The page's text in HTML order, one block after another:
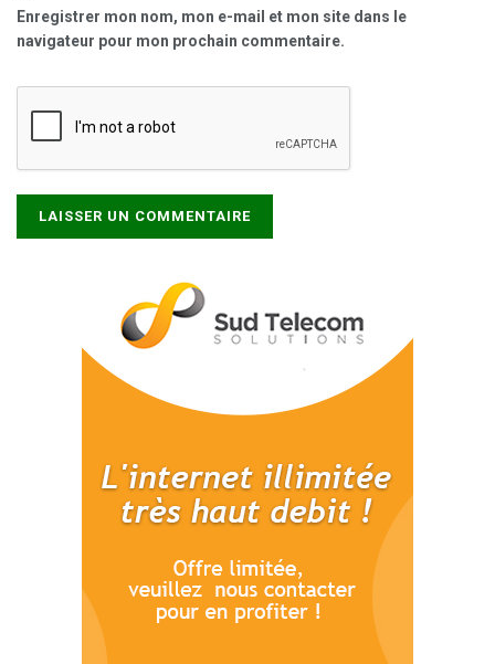
Enregistrer mon nom, mon e-mail et mon site dans le
navigateur pour mon prochain commentaire.